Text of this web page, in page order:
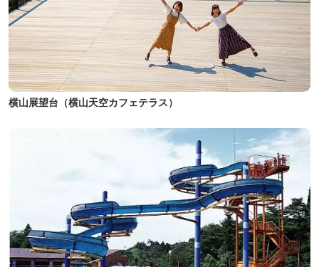
横山展望台（横山天空カフェテラス）